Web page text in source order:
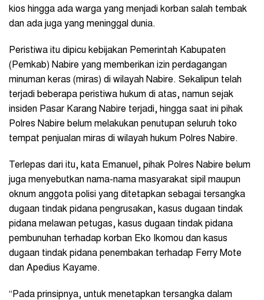
kios hingga ada warga yang menjadi korban salah tembak
dan ada juga yang meninggal dunia.
Peristiwa itu dipicu kebijakan Pemerintah Kabupaten
(Pemkab) Nabire yang memberikan izin perdagangan
minuman keras (miras) di wilayah Nabire. Sekalipun telah
terjadi beberapa peristiwa hukum di atas, namun sejak
insiden Pasar Karang Nabire terjadi, hingga saat ini pihak
Polres Nabire belum melakukan penutupan seluruh toko
tempat penjualan miras di wilayah hukum Polres Nabire.
Terlepas dari itu, kata Emanuel, pihak Polres Nabire belum
juga menyebutkan nama-nama masyarakat sipil maupun
oknum anggota polisi yang ditetapkan sebagai tersangka
dugaan tindak pidana pengrusakan, kasus dugaan tindak
pidana melawan petugas, kasus dugaan tindak pidana
pembunuhan terhadap korban Eko Ikomou dan kasus
dugaan tindak pidana penembakan terhadap Ferry Mote
dan Apedius Kayame.
“Pada prinsipnya, untuk menetapkan tersangka dalam